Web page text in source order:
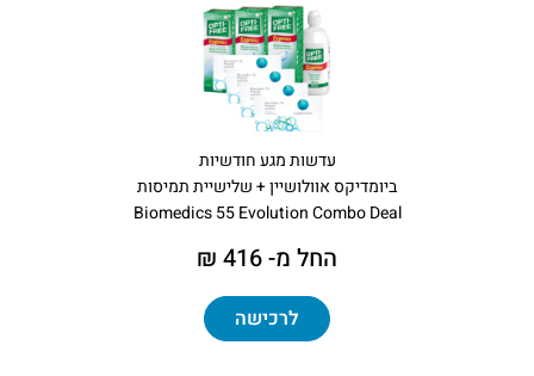
עדשות מגע חודשיות
ביומדיקס אוולושיין + שלישיית תמיסות
Biomedics 55 Evolution Combo Deal
החל מ- 416 ₪
לרכישה